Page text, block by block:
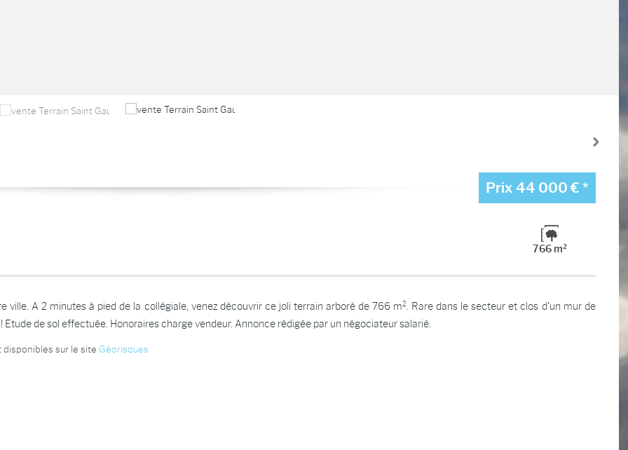
Prix 44 000 € *
766 m²
ville. A 2 minutes à pied de la collégiale, venez découvrir ce joli terrain arboré de 766 m². Rare dans le secteur et clos d'un mur de
de sol effectuée. Honoraires charge vendeur. Annonce rédigée par un négociateur salarié.
sur le site Géorisques